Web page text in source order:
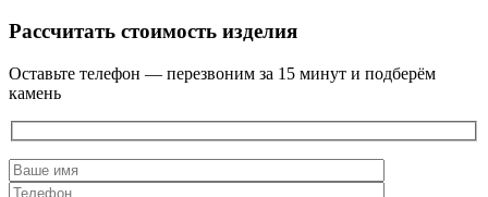
Рассчитать стоимость изделия
Оставьте телефон — перезвоним за 15 минут и подберём
камень